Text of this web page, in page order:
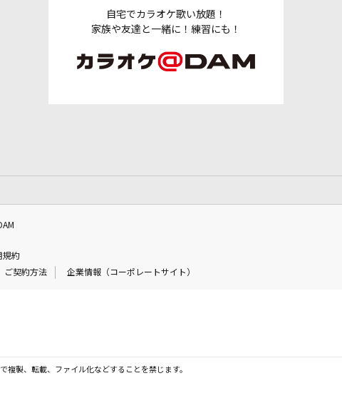
自宅でカラオケ歌い放題！
家族や友達と一緒に！練習にも！
規約
ご契約方法 企業情報（コーポレートサイト）
製、転載、ファイル化などすることを禁じます。